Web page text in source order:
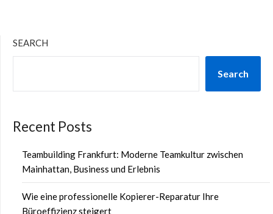
SEARCH
Search
Recent Posts
Teambuilding Frankfurt: Moderne Teamkultur zwischen
Mainhattan, Business und Erlebnis
Wie eine professionelle Kopierer-Reparatur Ihre
Büroeffizienz steigert